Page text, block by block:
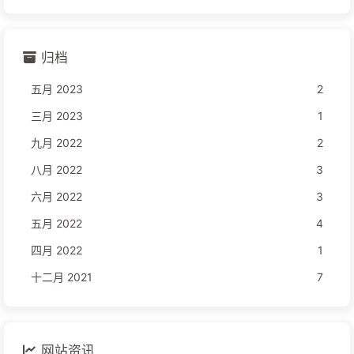
归档
五月 2023
2
三月 2023
1
九月 2022
2
八月 2022
3
六月 2022
3
五月 2022
4
四月 2022
1
十二月 2021
7